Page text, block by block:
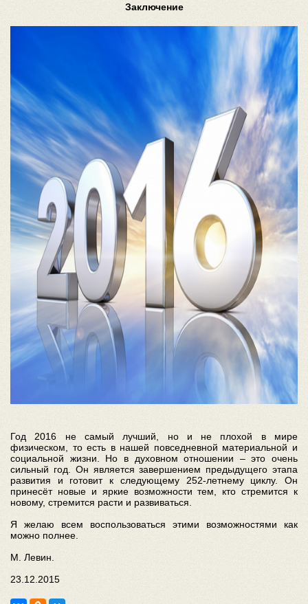
Заключение
Год 2016 не самый лучший, но и не плохой в мире
физическом, то есть в нашей повседневной материальной и
социальной жизни. Но в духовном отношении – это очень
сильный год. Он является завершением предыдущего этапа
развития и готовит к следующему 252-летнему циклу. Он
принесёт новые и яркие возможности тем, кто стремится к
новому, стремится расти и развиваться.
Я желаю всем воспользоваться этими возможностями как
можно полнее.
М. Левин.
23.12.2015